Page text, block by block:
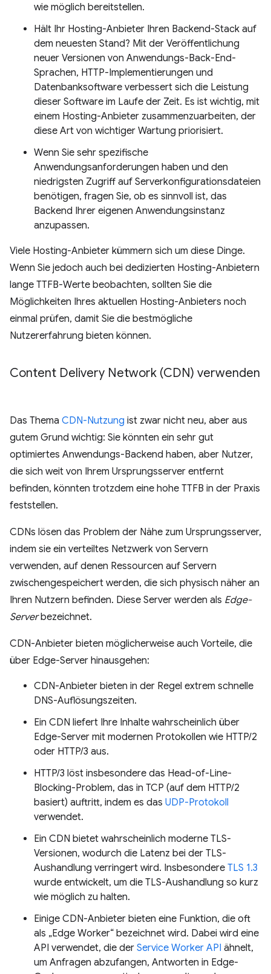
wie möglich bereitstellen.
Hält Ihr Hosting-Anbieter Ihren Backend-Stack auf
dem neuesten Stand? Mit der Veröffentlichung
neuer Versionen von Anwendungs-Back-End-
Sprachen, HTTP-Implementierungen und
Datenbanksoftware verbessert sich die Leistung
dieser Software im Laufe der Zeit. Es ist wichtig, mit
einem Hosting-Anbieter zusammenzuarbeiten, der
diese Art von wichtiger Wartung priorisiert.
Wenn Sie sehr spezifische
Anwendungsanforderungen haben und den
niedrigsten Zugriff auf Serverkonfigurationsdateien
benötigen, fragen Sie, ob es sinnvoll ist, das
Backend Ihrer eigenen Anwendungsinstanz
anzupassen.
Viele Hosting-Anbieter kümmern sich um diese Dinge.
Wenn Sie jedoch auch bei dedizierten Hosting-Anbietern
lange TTFB-Werte beobachten, sollten Sie die
Möglichkeiten Ihres aktuellen Hosting-Anbieters noch
einmal prüfen, damit Sie die bestmögliche
Nutzererfahrung bieten können.
Content Delivery Network (CDN) verwenden
Das Thema CDN-Nutzung ist zwar nicht neu, aber aus
gutem Grund wichtig: Sie könnten ein sehr gut
optimiertes Anwendungs-Backend haben, aber Nutzer,
die sich weit von Ihrem Ursprungsserver entfernt
befinden, könnten trotzdem eine hohe TTFB in der Praxis
feststellen.
CDNs lösen das Problem der Nähe zum Ursprungsserver,
indem sie ein verteiltes Netzwerk von Servern
verwenden, auf denen Ressourcen auf Servern
zwischengespeichert werden, die sich physisch näher an
Ihren Nutzern befinden. Diese Server werden als Edge-
Serverbezeichnet.
CDN-Anbieter bieten möglicherweise auch Vorteile, die
über Edge-Server hinausgehen:
CDN-Anbieter bieten in der Regel extrem schnelle
DNS-Auflösungszeiten.
Ein CDN liefert Ihre Inhalte wahrscheinlich über
Edge-Server mit modernen Protokollen wie HTTP/2
oder HTTP/3 aus.
HTTP/3 löst insbesondere das Head-of-Line-
Blocking-Problem, das in TCP (auf dem HTTP/2
basiert) auftritt, indem es das UDP-Protokoll
verwendet.
Ein CDN bietet wahrscheinlich moderne TLS-
Versionen, wodurch die Latenz bei der TLS-
Aushandlung verringert wird. Insbesondere TLS 1.3
wurde entwickelt, um die TLS-Aushandlung so kurz
wie möglich zu halten.
Einige CDN-Anbieter bieten eine Funktion, die oft
als „Edge Worker“ bezeichnet wird. Dabei wird eine
API verwendet, die der Service Worker API ähnelt,
um Anfragen abzufangen, Antworten in Edge-